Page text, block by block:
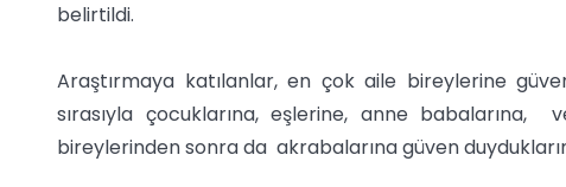
belirtildi.
Araştırmaya katılanlar, en çok aile bireylerine
sırasıyla çocuklarına, eşlerine, anne babalarına,
bireylerinden sonra da akrabalarına güven